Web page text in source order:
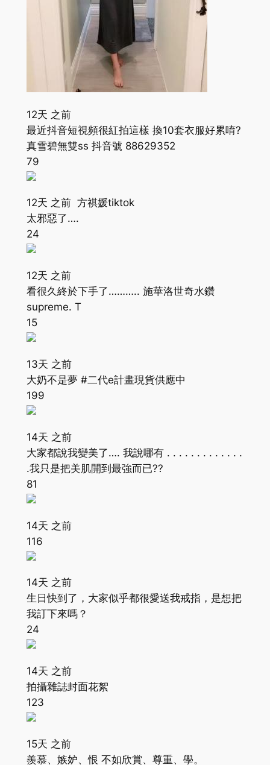
12天 之前
最近抖音短視頻很紅拍這樣 換10套衣服好累唷?
真雪碧無雙ss 抖音號 88629352
79
12天 之前 方祺媛tiktok
太邪惡了….
24
12天 之前
看很久終於下手了……….. 施華洛世奇水鑽
supreme. T
15
13天 之前
大奶不是夢 #二代e計畫現貨供應中
199
14天 之前
大家都說我變美了…. 我說哪有 . . . . . . . . . . . . .
.我只是把美肌開到最強而已??
81
14天 之前
116
14天 之前
生日快到了，大家似乎都很愛送我戒指，是想把
我訂下來嗎？
24
14天 之前
拍攝雜誌封面花絮
123
15天 之前
羨慕、嫉妒、恨 不如欣賞、尊重、學。